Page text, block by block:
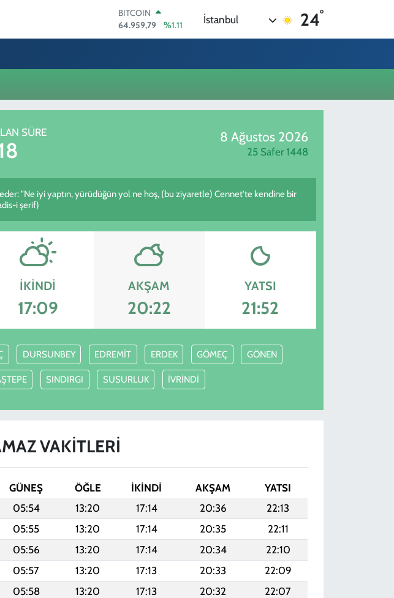
BITCOIN
64.959,79
%1.11
DOLAR
64,4811
%0.38
GRAM ALTIN
İstanbul 24°
SÜRE 8 Ağustos 2026
25 Safer 1448
"Ne iyi yaptın, yürüdüğün yol ne hoş, (bu ziyaretle) Cennet'te kendine bir
i şerif)
İKINDI
17:09
AKŞAM
20:22
YATSI
21:52
DURSUNBEY EDREMİT ERDEK GÖMEÇ GÖNEN
SINDIRGI SUSURLUK İVRİNDİ
VAKITLERI
GÜNEŞ ÖĞLE İKINDI AKŞAM
YATSI
05:54 13:20 17:14 20:36
22:13
05:55 13:20 17:14 20:35
22:11
05:56 13:20 17:14 20:34
22:10
05:57 13:20 17:13 20:33
22:09
05:58 13:20 17:13 20:32
22:07